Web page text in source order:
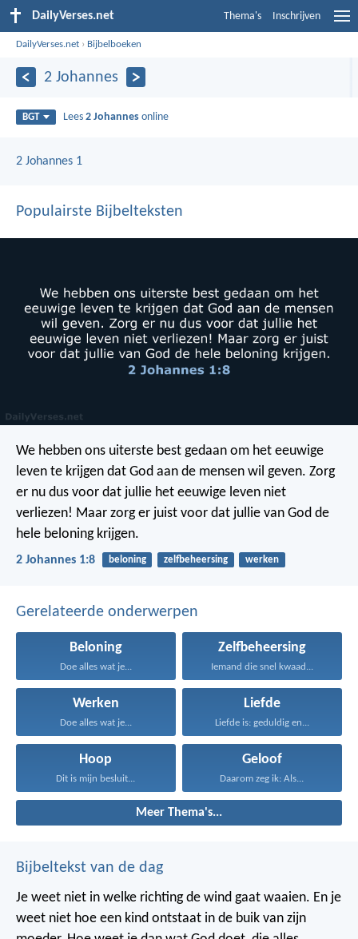
DailyVerses.net Thema's Inschrijven
DailyVerses.net › Bijbelboeken
2 Johannes
BGT Lees2 Johannes online
2 Johannes 1
Populairste Bijbelteksten
We hebben ons uiterste best gedaan om het eeuwige
leven te krijgen dat God aan de mensen wil geven. Zorg
er nu dus voor dat jullie het eeuwige leven niet
verliezen! Maar zorg er juist voor dat jullie van God de
hele beloning krijgen.
2 Johannes 1:8 beloning zelfbeheersing werken
Gerelateerde onderwerpen
Beloning
Doe alles wat je...
Zelfbeheersing
Iemand die snel kwaad...
Werken
Doe alles wat je...
Liefde
Liefde is: geduldig en...
Hoop
Dit is mijn besluit...
Geloof
Daarom zeg ik: Als...
Meer Thema's...
Bijbeltekst van de dag
Je weet niet in welke richting de wind gaat waaien. En je
weet niet hoe een kind ontstaat in de buik van zijn